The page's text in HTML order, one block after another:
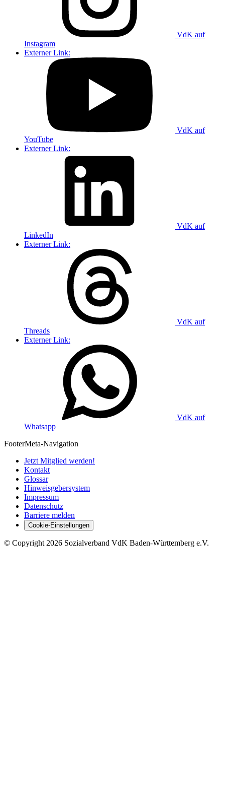
VdK auf
Instagram
Externer Link:
VdK auf
YouTube
Externer Link:
VdK auf
LinkedIn
Externer Link:
VdK auf
Threads
Externer Link:
VdK auf
Whatsapp
FooterMeta-Navigation
Jetzt Mitglied werden!
Kontakt
Glossar
Hinweisgebersystem
Impressum
Datenschutz
Barriere melden
Cookie-Einstellungen
© Copyright 2026 Sozialverband VdK Baden-Württemberg e.V.